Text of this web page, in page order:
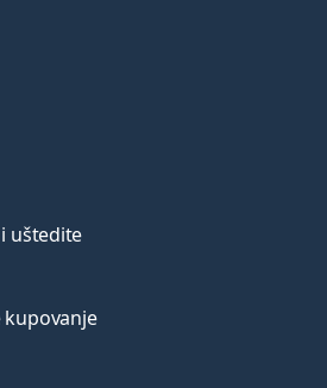
uštedite
kupovanje